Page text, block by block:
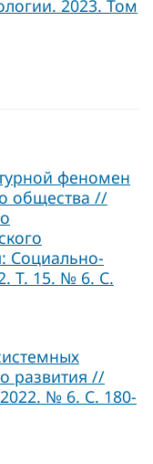
2023. Том
феномен
общества //
Социально-
Т. 15. № 6. С.
развития //
№ 6. С. 180-